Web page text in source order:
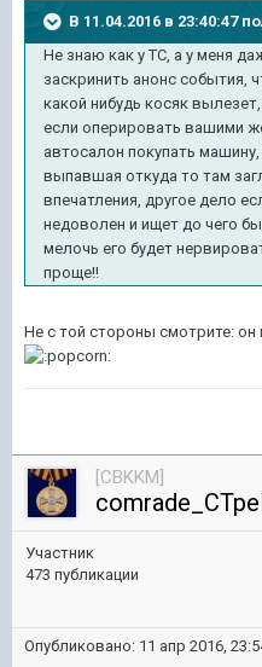
В 11.04.2016 в 23:40:47
Не знаю как у ТС, а у меня
заскринить анонс события,
какой нибудь косяк
если оперировать вашими
автосалон покупать
выпавшая откуда то там
впечатления, другое дело
недоволен и ищет до чего
мелочь его будет
проще!!
Не с той стороны смотрите:
[CBKKM]
Участник
473 публикации
Опубликовано: 11 апр 2016,